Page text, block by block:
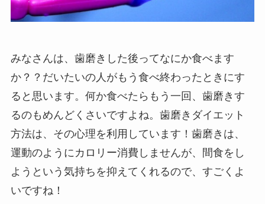
みなさんは、歯磨きした後ってなにか食べます
か？？だいたいの人がもう食べ終わったときにす
ると思います。何か食べたらもう一回、歯磨きす
るのもめんどくさいですよね。歯磨きダイエット
方法は、その心理を利用しています！歯磨きは、
運動のようにカロリー消費しませんが、間食をし
ようという気持ちを抑えてくれるので、すごくよ
いですね！